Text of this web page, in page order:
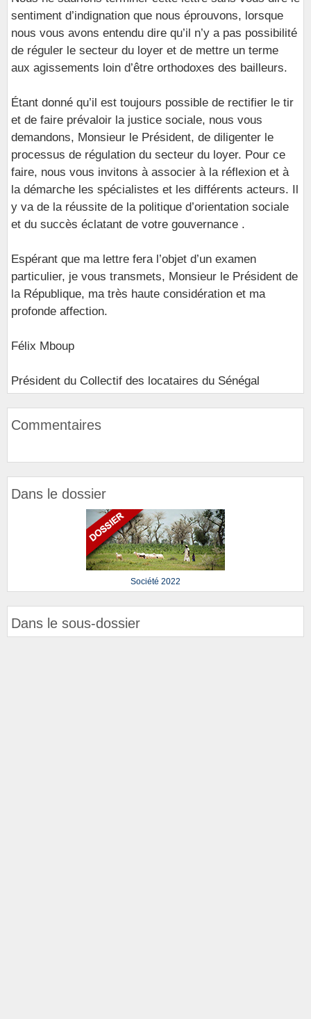
sentiment d’indignation que nous éprouvons, lorsque
nous vous avons entendu dire qu’il n’y a pas possibilité
de réguler le secteur du loyer et de mettre un terme
aux agissements loin d’être orthodoxes des bailleurs.
Étant donné qu’il est toujours possible de rectifier le tir
et de faire prévaloir la justice sociale, nous vous
demandons, Monsieur le Président, de diligenter le
processus de régulation du secteur du loyer. Pour ce
faire, nous vous invitons à associer à la réflexion et à
la démarche les spécialistes et les différents acteurs. Il
y va de la réussite de la politique d’orientation sociale
et du succès éclatant de votre gouvernance .
Espérant que ma lettre fera l’objet d’un examen
particulier, je vous transmets, Monsieur le Président de
la République, ma très haute considération et ma
profonde affection.
Félix Mboup
Président du Collectif des locataires du Sénégal
Commentaires
Dans le dossier
Société 2022
Dans le sous-dossier